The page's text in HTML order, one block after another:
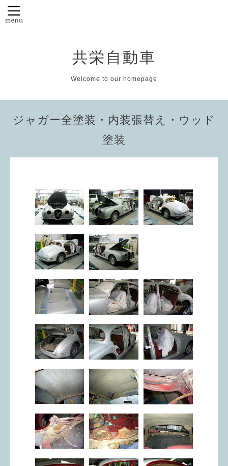
共栄自動車
Welcome to our homepage
ジャガー全塗装・内装張替え・ウッド
塗装